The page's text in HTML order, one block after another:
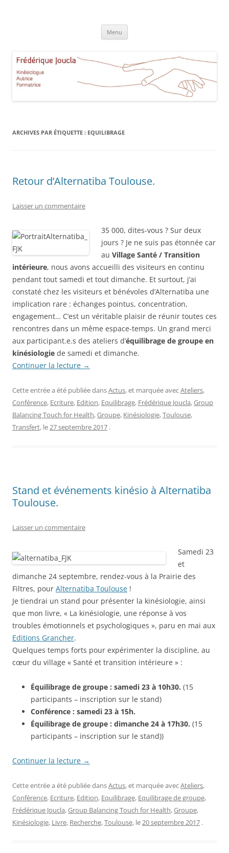
Aucamville Toulouse
Menu
ARCHIVES PAR ÉTIQUETTE : EQUILIBRAGE
Retour d’Alternatiba Toulouse.
Laisser un commentaire
35 000, dites-vous ? Sur deux
jours ? Je ne suis pas étonnée car
au Village Santé / Transition
intérieure, nous avons accueilli des visiteurs en continu
pendant tout samedi et tout dimanche. Et surtout, j’ai
constaté chez les visiteurs et bénévoles d’Alternatiba une
implication rare : échanges pointus, concentration,
engagement… C’est un véritable plaisir de réunir toutes ces
rencontres dans un même espace-temps. Un grand merci
aux participant.e.s des ateliers d’équilibrage de groupe en
kinésiologie de samedi et dimanche.
Continuer la lecture →
Cette entrée a été publiée dansActus, et marquée avecAteliers,
Conférence, Ecriture, Edition, Equilibrage, Frédérique Joucla,Group
Balancing Touch for Health,Groupe, Kinésiologie,Toulouse,
Transfert, le27 septembre 2017 .
Stand et événements kinésio à Alternatiba
Toulouse.
Laisser un commentaire
Samedi 23
et
dimanche 24 septembre, rendez-vous à la Prairie des
Filtres, pour Alternatiba Toulouse !
Je tiendrai un stand pour présenter la kinésiologie, ainsi
que mon livre, « La kinésiologie, une réponse à vos
troubles émotionnels et psychologiques », paru en mai aux
Editions Grancher.
Quelques temps forts pour expérimenter la discipline, au
cœur du village « Santé et transition intérieure » :
Équilibrage de groupe : samedi 23 à 10h30. (15
participants – inscription sur le stand)
Conférence : samedi 23 à 15h.
Équilibrage de groupe : dimanche 24 à 17h30. (15
participants – inscription sur le stand))
Continuer la lecture →
Cette entrée a été publiée dansActus, et marquée avecAteliers,
Conférence, Ecriture, Edition, Equilibrage, Equilibrage de groupe,
Frédérique Joucla,Group Balancing Touch for Health,Groupe,
Kinésiologie, Livre, Recherche,Toulouse, le20 septembre 2017 .